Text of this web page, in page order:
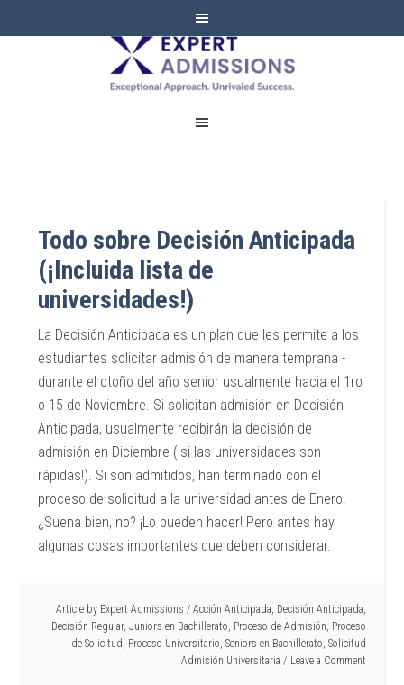
EXPERT
ADMISSIONS
Todo sobre Decisión Anticipada
(¡Incluida lista de
universidades!)
La Decisión Anticipada es un plan que les permite a los
estudiantes solicitar admisión de manera temprana -
durante el otoño del año senior usualmente hacia el 1ro
o 15 de Noviembre. Si solicitan admisión en Decisión
Anticipada, usualmente recibirán la decisión de
admisión en Diciembre (¡si las universidades son
rápidas!). Si son admitidos, han terminado con el
proceso de solicitud a la universidad antes de Enero.
¿Suena bien, no? ¡Lo pueden hacer! Pero antes hay
algunas cosas importantes que deben considerar.
Article by Expert Admissions / Acción Anticipada, Decisión Anticipada,
Decisión Regular, Juniors en Bachillerato, Proceso de Admisión, Proceso
de Solicitud, Proceso Universitario, Seniors en Bachillerato, Solicitud
Admisión Universitaria
Leave a Comment